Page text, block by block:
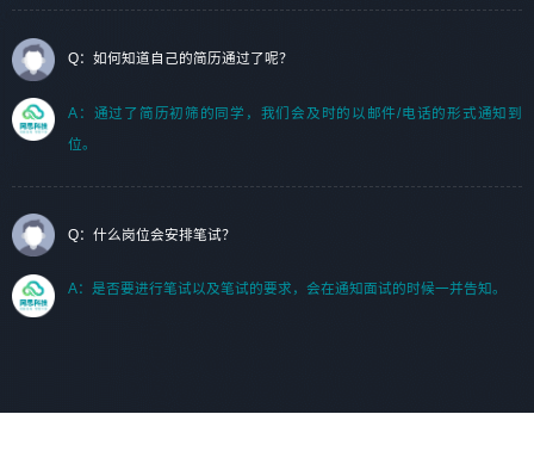
Q：如何知道自己的简历通过了呢？
A：通过了简历初筛的同学，我们会及时的以邮件/电话的形式通知到
位。
Q：什么岗位会安排笔试？
A：是否要进行笔试以及笔试的要求，会在通知面试的时候一并告知。